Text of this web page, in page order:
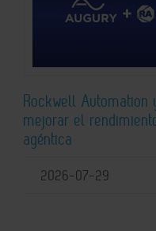
Rockwell Automation
mejorar el
agéntica
2026-07-29